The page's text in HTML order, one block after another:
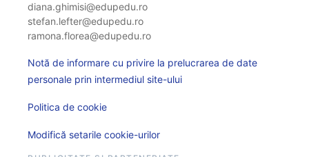
diana.ghimisi@edupedu.ro
stefan.lefter@edupedu.ro
ramona.florea@edupedu.ro
Notă de informare cu privire la prelucrarea de date
personale prin intermediul site-ului
Politica de cookie
Modifică setarile cookie-urilor